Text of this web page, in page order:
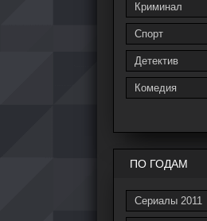
Криминал
Спорт
Детектив
Комедия
ПО ГОДАМ
Сериалы 2011